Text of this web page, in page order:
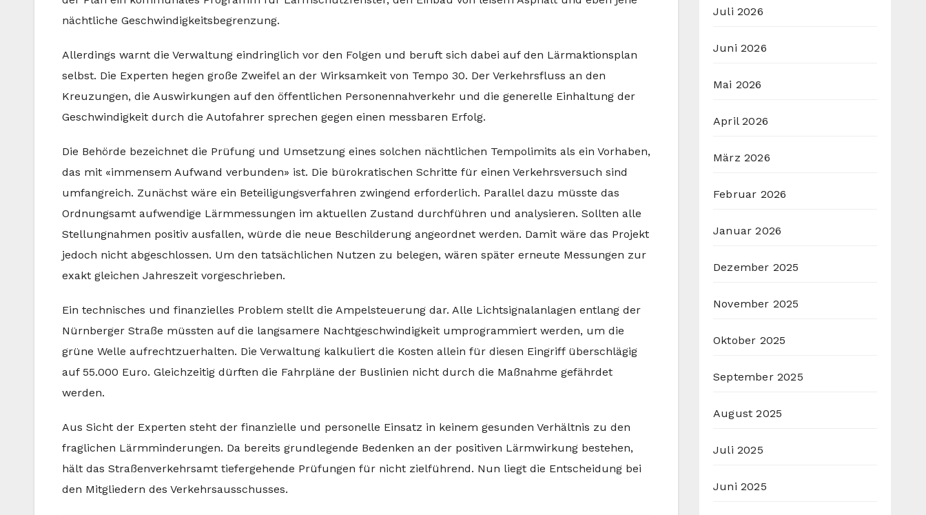
nächtliche Geschwindigkeitsbegrenzung.
Allerdings warnt die Verwaltung eindringlich vor den Folgen und beruft sich dabei auf den Lärmaktionsplan
selbst. Die Experten hegen große Zweifel an der Wirksamkeit von Tempo 30. Der Verkehrsfluss an den
Kreuzungen, die Auswirkungen auf den öffentlichen Personennahverkehr und die generelle Einhaltung der
Geschwindigkeit durch die Autofahrer sprechen gegen einen messbaren Erfolg.
Die Behörde bezeichnet die Prüfung und Umsetzung eines solchen nächtlichen Tempolimits als ein Vorhaben,
das mit «immensem Aufwand verbunden» ist. Die bürokratischen Schritte für einen Verkehrsversuch sind
umfangreich. Zunächst wäre ein Beteiligungsverfahren zwingend erforderlich. Parallel dazu müsste das
Ordnungsamt aufwendige Lärmmessungen im aktuellen Zustand durchführen und analysieren. Sollten alle
Stellungnahmen positiv ausfallen, würde die neue Beschilderung angeordnet werden. Damit wäre das Projekt
jedoch nicht abgeschlossen. Um den tatsächlichen Nutzen zu belegen, wären später erneute Messungen zur
exakt gleichen Jahreszeit vorgeschrieben.
Ein technisches und finanzielles Problem stellt die Ampelsteuerung dar. Alle Lichtsignalanlagen entlang der
Nürnberger Straße müssten auf die langsamere Nachtgeschwindigkeit umprogrammiert werden, um die
grüne Welle aufrechtzuerhalten. Die Verwaltung kalkuliert die Kosten allein für diesen Eingriff überschlägig
auf 55.000 Euro. Gleichzeitig dürften die Fahrpläne der Buslinien nicht durch die Maßnahme gefährdet
werden.
Aus Sicht der Experten steht der finanzielle und personelle Einsatz in keinem gesunden Verhältnis zu den
fraglichen Lärmminderungen. Da bereits grundlegende Bedenken an der positiven Lärmwirkung bestehen,
hält das Straßenverkehrsamt tiefergehende Prüfungen für nicht zielführend. Nun liegt die Entscheidung bei
den Mitgliedern des Verkehrsausschusses.
Juli 2026
Juni 2026
Mai 2026
April 2026
März 2026
Februar 2026
Januar 2026
Dezember 2025
November 2025
Oktober 2025
September 2025
August 2025
Juli 2025
Juni 2025